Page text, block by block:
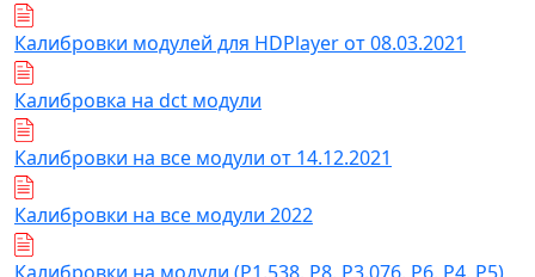
Калибровки модулей для HDPlayer от 08.03.2021
Калибровка на dct модули
Калибровки на все модули от 14.12.2021
Калибровки на все модули 2022